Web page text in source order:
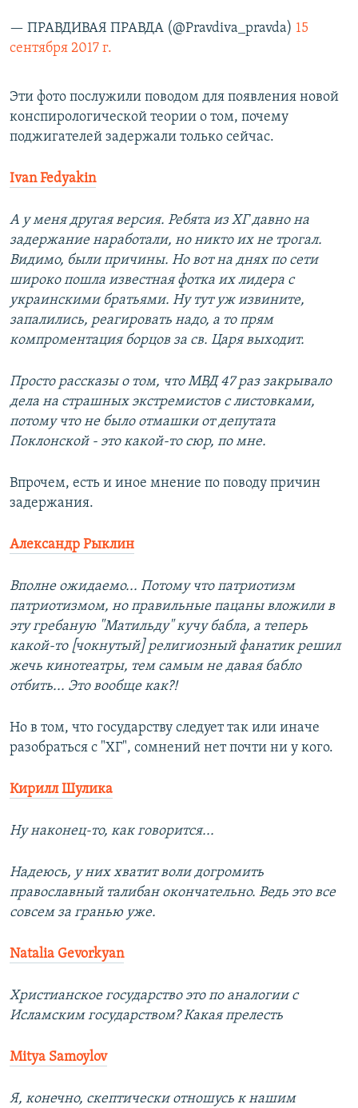
— ПРАВДИВАЯ ПРАВДА (@Pravdiva_pravda) 15
сентября 2017 г.
Эти фото послужили поводом для появления новой
конспирологической теории о том, почему
поджигателей задержали только сейчас.
Ivan Fedyakin
А у меня другая версия. Ребята из ХГ давно на
задержание наработали, но никто их не трогал.
Видимо, были причины. Но вот на днях по сети
широко пошла известная фотка их лидера с
украинскими братьями. Ну тут уж извините,
запалились, реагировать надо, а то прям
компроментация борцов за св. Царя выходит.
Просто рассказы о том, что МВД 47 раз закрывало
дела на страшных экстремистов с листовками,
потому что не было отмашки от депутата
Поклонской - это какой-то сюр, по мне.
Впрочем, есть и иное мнение по поводу причин
задержания.
Александр Рыклин
Вполне ожидаемо... Потому что патриотизм
патриотизмом, но правильные пацаны вложили в
эту гребаную "Матильду" кучу бабла, а теперь
какой-то [чокнутый] религиозный фанатик решил
жечь кинотеатры, тем самым не давая бабло
отбить... Это вообще как?!
Но в том, что государству следует так или иначе
разобраться с "ХГ", сомнений нет почти ни у кого.
Кирилл Шулика
Ну наконец-то, как говорится...
Надеюсь, у них хватит воли догромить
православный талибан окончательно. Ведь это все
совсем за гранью уже.
Natalia Gevorkyan
Христианское государство это по аналогии с
Исламским государством? Какая прелесть
Mitya Samoylov
Я, конечно, скептически отношусь к нашим